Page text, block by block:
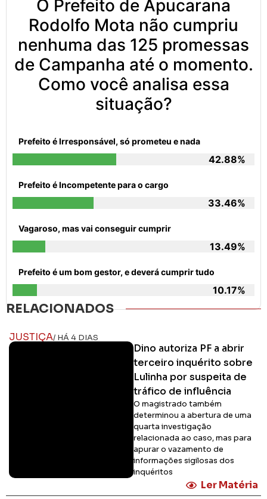
O Prefeito de Apucarana
Rodolfo Mota não cumpriu
nenhuma das 125 promessas
de Campanha até o momento.
Como você analisa essa
situação?
Prefeito é Irresponsável, só prometeu e nada
42.88%
Prefeito é Incompetente para o cargo
33.46%
Vagaroso, mas vai conseguir cumprir
13.49%
Prefeito é um bom gestor, e deverá cumprir tudo
10.17%
RELACIONADOS
JUSTIÇA/ HÁ 4 DIAS
Dino autoriza PF a abrir
terceiro inquérito sobre
Lulinha por suspeita de
tráfico de influência
O magistrado também
determinou a abertura de uma
quarta investigação
relacionada ao caso, mas para
apurar o vazamento de
informações sigilosas dos
inquéritos
Ler Matéria